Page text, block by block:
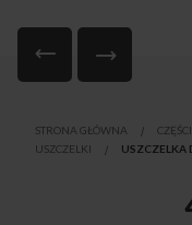
początek
STRONA GŁÓWNA
USZCZELKI
USZCZELKA